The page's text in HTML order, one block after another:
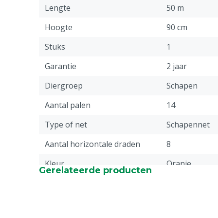
Lengte
50 m
Hoogte
90 cm
Stuks
1
Garantie
2 jaar
Diergroep
Schapen
Aantal palen
14
Type of net
Schapennet
Aantal horizontale draden
8
Kleur
Oranje
Gerelateerde producten